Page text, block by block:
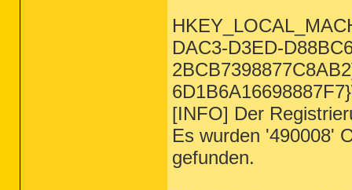
DAC3-D3ED-
[INFO] Der
Es wurden '490008'
gefunden.